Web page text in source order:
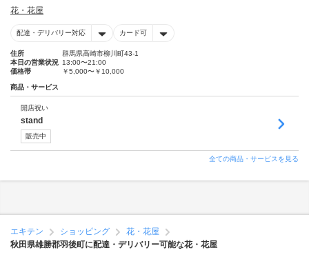
花・花屋
配達・デリバリー対応 カード可
住所
群馬県高崎市柳川町43-1
本日の営業状況 13:00〜21:00
価格帯
￥5,000〜￥10,000
商品・サービス
開店祝い
stand
販売中
全ての商品・サービスを見る
エキテン ショッピング
花・花屋
秋田県雄勝郡羽後町に配達・デリバリー可能な花・花屋